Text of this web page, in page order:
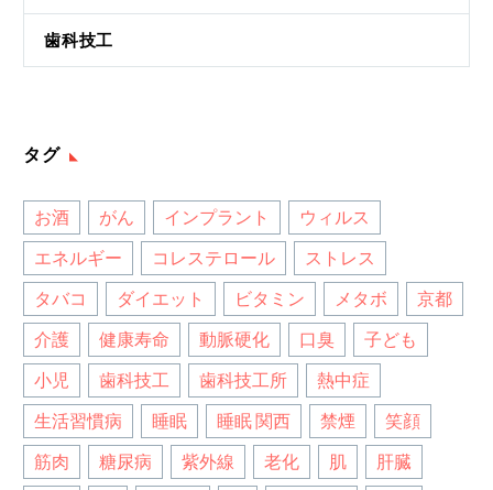
歯科技工
タグ
お酒 がん インプラント
ウィルス
エネルギー
コレステロール
ストレス
タバコ
ダイエット ビタミン メタボ
京都
介護
健康寿命 動脈硬化 口臭
子ども
小児
歯科技工 歯科技工所
熱中症
生活習慣病
睡眠 睡眠 関西 禁煙
笑顔
筋肉
糖尿病 紫外線 老化 肌
肝臓